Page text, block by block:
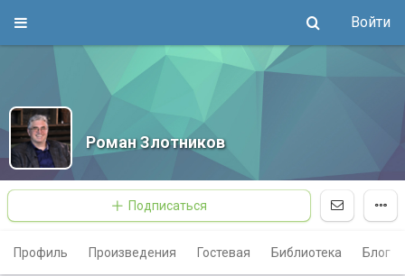
Войти
Роман Злотников
Подписаться
Профиль Произведения Гостевая Библиотека Блог